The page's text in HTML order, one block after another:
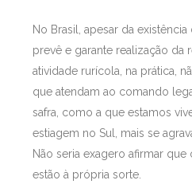
No Brasil, apesar da
prevê e garante realização da
atividade rurícola, na prática,
que atendam ao comando
safra, como a que estamos
estiagem no Sul, mais se
Não seria exagero afirmar
estão à própria sorte.